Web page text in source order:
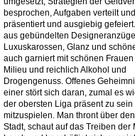
besprochen, Aufgaben verteilt
präsentiert und ausgiebig
aus gebündelten
Luxuskarossen, Glanz und
auch garniert mit schönen
Milieu und reichlich Alkohol und
Drogengenuss. Offenes
einer stört sich daran, zumal es
der obersten Liga präsent zu sein
mitzuspielen. Man thront über
Stadt, schaut auf das Treiben der